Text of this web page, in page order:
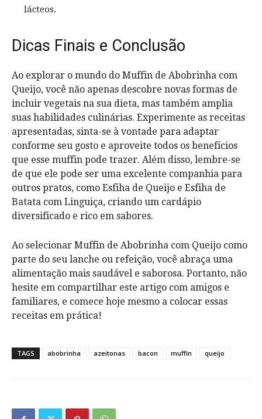
lácteos.
Dicas Finais e Conclusão
Ao explorar o mundo do Muffin de Abobrinha com
Queijo, você não apenas descobre novas formas de
incluir vegetais na sua dieta, mas também amplia
suas habilidades culinárias. Experimente as receitas
apresentadas, sinta-se à vontade para adaptar
conforme seu gosto e aproveite todos os benefícios
que esse muffin pode trazer. Além disso, lembre-se
de que ele pode ser uma excelente companhia para
outros pratos, como Esfiha de Queijo e Esfiha de
Batata com Linguiça, criando um cardápio
diversificado e rico em sabores.
Ao selecionar Muffin de Abobrinha com Queijo como
parte do seu lanche ou refeição, você abraça uma
alimentação mais saudável e saborosa. Portanto, não
hesite em compartilhar este artigo com amigos e
familiares, e comece hoje mesmo a colocar essas
receitas em prática!
TAGS abobrinha azeitonas bacon muffin queijo